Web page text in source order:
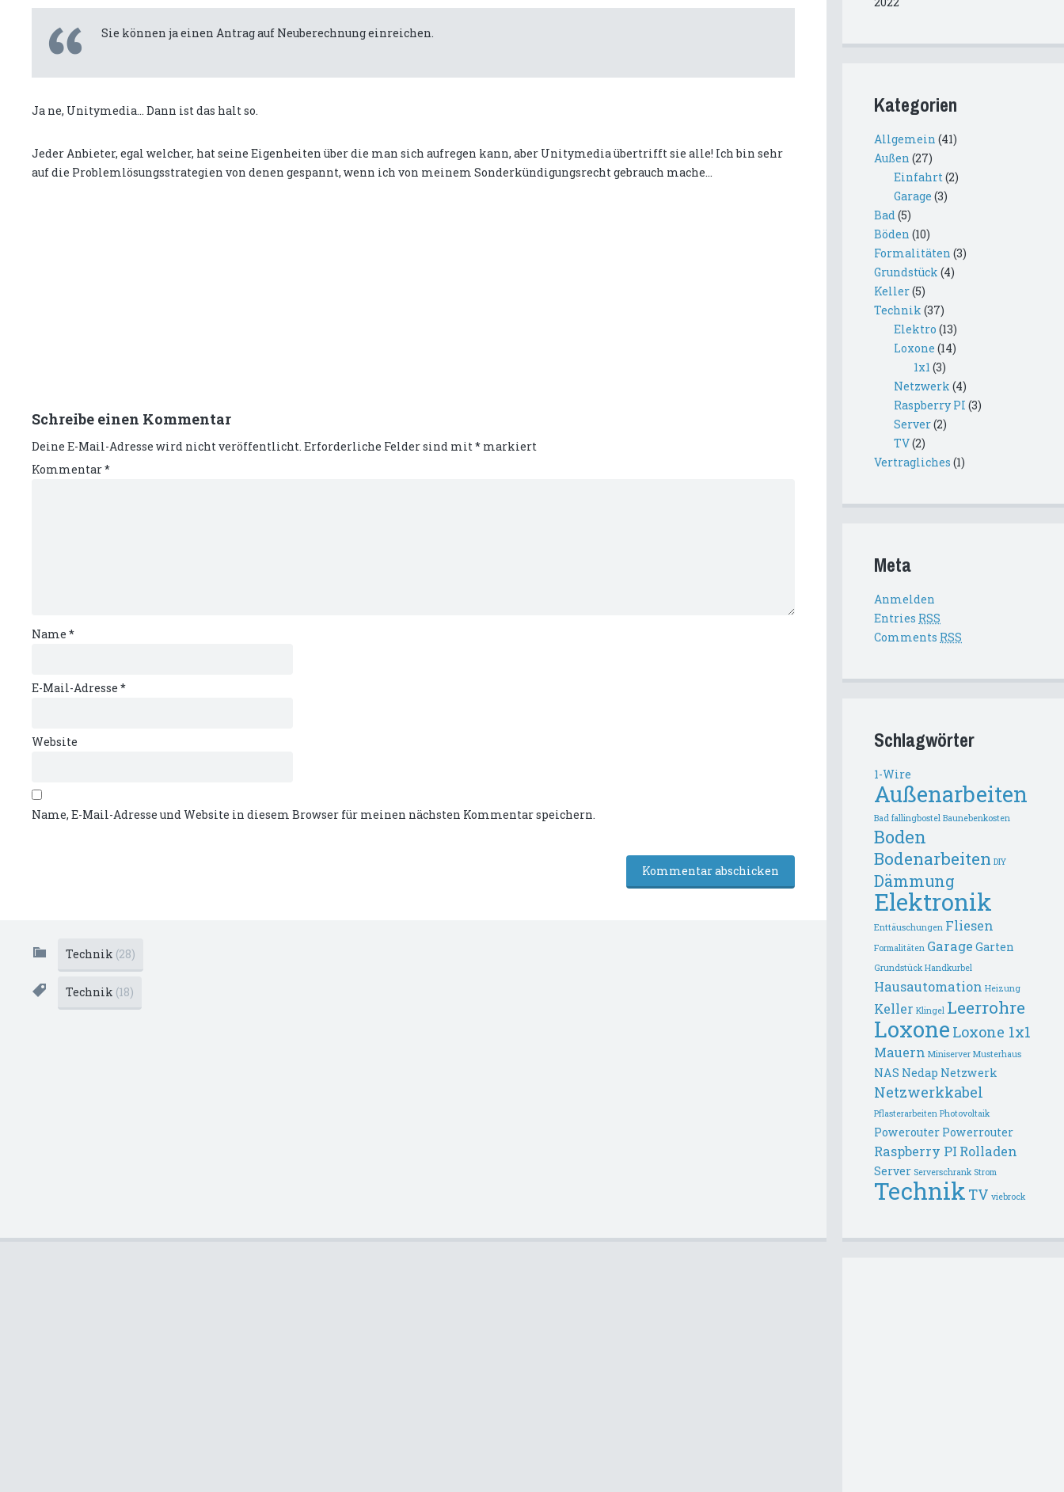
Sie können ja einen Antrag auf Neuberechnung einreichen.
Ja ne, Unitymedia... Dann ist das halt so.
Jeder Anbieter, egal welcher, hat seine Eigenheiten über die man sich aufregen kann, aber Unitymedia übertrifft sie alle! Ich bin sehr
auf die Problemlösungsstrategien von denen gespannt, wenn ich von meinem Sonderkündigungsrecht gebrauch mache...
Schreibe einen Kommentar
Deine E-Mail-Adresse wird nicht veröffentlicht. Erforderliche Felder sind mit* markiert
Kommentar*
Name *
E-Mail-Adresse *
Website
Name, E-Mail-Adresse und Website in diesem Browser für meinen nächsten Kommentar speichern.
Technik (28)
Technik (18)
Kategorien
Allgemein (41)
Außen (27)
Einfahrt(2)
Garage (3)
Bad(5)
Böden (10)
Formalitäten (3)
Grundstück (4)
Keller(5)
Technik (37)
Elektro (13)
Loxone (14)
1x1 (3)
Netzwerk (4)
Raspberry PI (3)
Server(2)
TV(2)
Vertragliches (1)
Meta
Anmelden
Entries RSS
Comments RSS
Schlagwörter
1-Wire
Außenarbeiten
Bad fallingbostel Baunebenkosten
Boden
Bodenarbeiten DIY
Dämmung
Elektronik
Enttäuschungen Fliesen
Formalitäten Garage Garten
Grundstück Handkurbel
Hausautomation Heizung
Keller Klingel Leerrohre
Loxone Loxone 1x1
Mauern Miniserver Musterhaus
NAS Nedap Netzwerk
Netzwerkkabel
Pflasterarbeiten Photovoltaik
Powerouter Powerrouter
Raspberry PI Rolladen
Server Serverschrank Strom
Technik TV viebrock